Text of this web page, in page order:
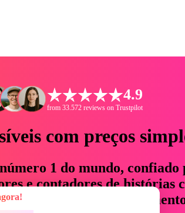
4.9
from 33.572 reviews on Trustpilot
com preços
1 do mundo, confiado
e contadores de histórias
76% em tempo e